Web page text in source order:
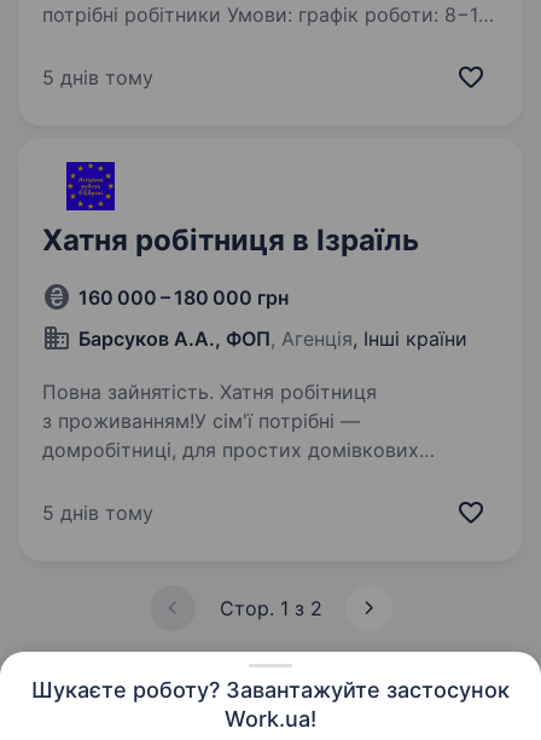
Шукаєте роботу? Завантажуйте застосунок
Work.ua!
потрібні робітники Умови: графік роботи: 8−10
можливість працювати у вихідні дні; оплата
5 днів тому
Хатня робітниця в Ізраїль
160 000 – 180 000 грн
Барсуков А.А., ФОП, Агенція, Інші країни
Повна зайнятість. Хатня робітниця
з проживанням!У сім'ї потрібні —
домробітниці, для простих домівкових
на тиждень, вихідний за згодою! Оплата:
5 днів тому
Стор. 1 з 2